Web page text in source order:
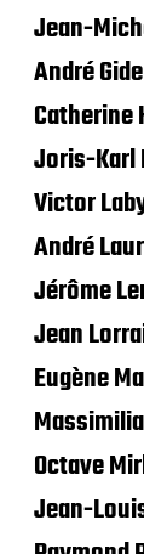
Jean-
André Gide
Catherine
Joris-Karl
Victor
André
Jérôme
Jean
Eugène
Octave
Jean-